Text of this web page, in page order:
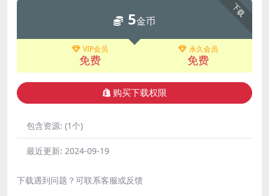
下载
5金币
VIP会员
免费
永久会员
免费
购买下载权限
包含资源: (1个)
最近更新: 2024-09-19
下载遇到问题？可联系客服或反馈